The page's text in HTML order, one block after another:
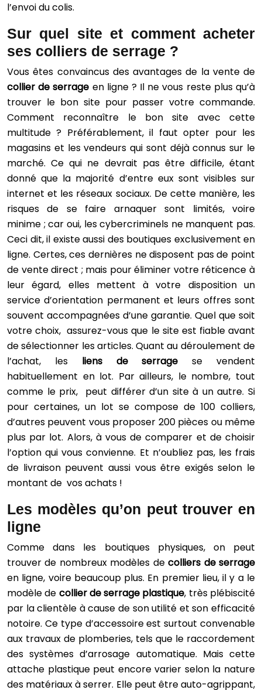
l’envoi du colis.
Sur quel site et comment acheter
ses colliers de serrage ?
Vous êtes convaincus des avantages de la vente de
collier de serrage en ligne ? Il ne vous reste plus qu’à
trouver le bon site pour passer votre commande.
Comment reconnaître le bon site avec cette
multitude ? Préférablement, il faut opter pour les
magasins et les vendeurs qui sont déjà connus sur le
marché. Ce qui ne devrait pas être difficile, étant
donné que la majorité d’entre eux sont visibles sur
internet et les réseaux sociaux. De cette manière, les
risques de se faire arnaquer sont limités, voire
minime ; car oui, les cybercriminels ne manquent pas.
Ceci dit, il existe aussi des boutiques exclusivement en
ligne. Certes, ces dernières ne disposent pas de point
de vente direct ; mais pour éliminer votre réticence à
leur égard, elles mettent à votre disposition un
service d’orientation permanent et leurs offres sont
souvent accompagnées d’une garantie. Quel que soit
votre choix, assurez-vous que le site est fiable avant
de sélectionner les articles. Quant au déroulement de
l’achat, les liens de serrage se vendent
habituellement en lot. Par ailleurs, le nombre, tout
comme le prix, peut différer d’un site à un autre. Si
pour certaines, un lot se compose de 100 colliers,
d’autres peuvent vous proposer 200 pièces ou même
plus par lot. Alors, à vous de comparer et de choisir
l’option qui vous convienne. Et n’oubliez pas, les frais
de livraison peuvent aussi vous être exigés selon le
montant de vos achats !
Les modèles qu’on peut trouver en
ligne
Comme dans les boutiques physiques, on peut
trouver de nombreux modèles decolliers de serrage
en ligne, voire beaucoup plus. En premier lieu, il y a le
modèle de collier de serrage plastique, très plébiscité
par la clientèle à cause de son utilité et son efficacité
notoire. Ce type d’accessoire est surtout convenable
aux travaux de plomberies, tels que le raccordement
des systèmes d’arrosage automatique. Mais cette
attache plastique peut encore varier selon la nature
des matériaux à serrer. Elle peut être auto-agrippant,